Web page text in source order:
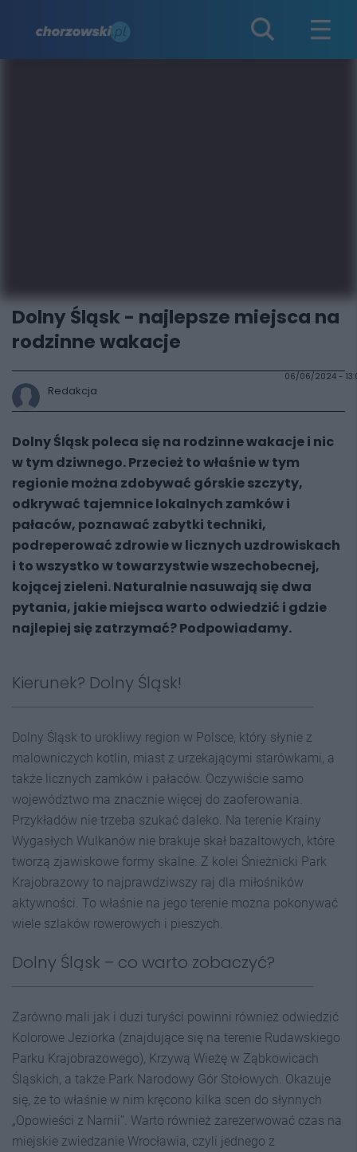
Dolny Śląsk - najlepsze miejsca na
rodzinne wakacje
Redakcja
06/06/2024 -
Dolny Śląsk poleca się na rodzinne wakacje i nic
w tym dziwnego. Przecież to właśnie w tym
regionie można zdobywać górskie szczyty,
odkrywać tajemnice lokalnych zamków i
pałaców, poznawać zabytki techniki,
podreperować zdrowie w licznych uzdrowiskach
i to wszystko w towarzystwie wszechobecnej,
kojącej zieleni. Naturalnie nasuwają się dwa
pytania, jakie miejsca warto odwiedzić i gdzie
najlepiej się zatrzymać? Podpowiadamy.
Kierunek? Dolny Śląsk!
Dolny Śląsk to urokliwy region w Polsce, który słynie z
malowniczych kotlin, miast z urzekającymi starówkami, a
także licznych zamków i pałaców. Oczywiście samo
województwo ma znacznie więcej do zaoferowania.
Przykładów nie trzeba szukać daleko. Na terenie Krainy
Wygasłych Wulkanów nie brakuje skał bazaltowych, które
tworzą zjawiskowe formy skalne. Z kolei Śnieżnicki Park
Krajobrazowy to najprawdziwszy raj dla miłośników
aktywności. To właśnie na jego terenie można pokonywać
wiele szlaków rowerowych i pieszych.
Dolny Śląsk – co warto zobaczyć?
Zarówno mali jak i duzi turyści powinni również odwiedzić
Kolorowe Jeziorka (znajdujące się na terenie Rudawskiego
Parku Krajobrazowego), Krzywą Wieżę w Ząbkowicach
Śląskich, a także Park Narodowy Gór Stołowych. Okazuje
się, że to właśnie w nim kręcono kilka scen do słynnych
„Opowieści z Narnii”. Warto również zarezerwować czas na
miejskie zwiedzanie Wrocławia, czyli jednego z